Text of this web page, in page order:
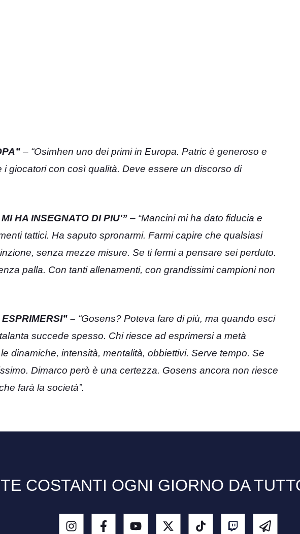
– “Osimhen uno dei primi in Europa. Patric è generoso e
i giocatori con così qualità. Deve essere un discorso di
HA INSEGNATO DI PIU'” – “Mancini mi ha dato fiducia e
tattici. Ha saputo spronarmi. Farmi capire che qualsiasi
senza mezze misure. Se ti fermi a pensare sei perduto.
palla. Con tanti allenamenti, con grandissimi campioni non
– “Gosens? Poteva fare di più, ma quando esci
succede spesso. Chi riesce ad esprimersi a metà
dinamiche, intensità, mentalità, obbiettivi. Serve tempo. Se
Dimarco però è una certezza. Gosens ancora non riesce
farà la società”.
COSTANTI OGNI GIORNO DA